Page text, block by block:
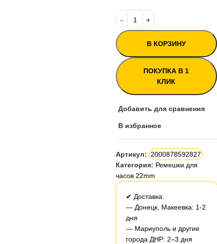
В КОРЗИНУ
ПОКУПКА В 1
КЛИК
Добавить для сравнения
В избранное
Артикул:
2000878592827
Категория: Ремешки для
часов 22mm
✔ Доставка:
— Донецк, Макеевка: 1-2
дня
— Мариуполь и другие
города ДНР: 2–3 дня